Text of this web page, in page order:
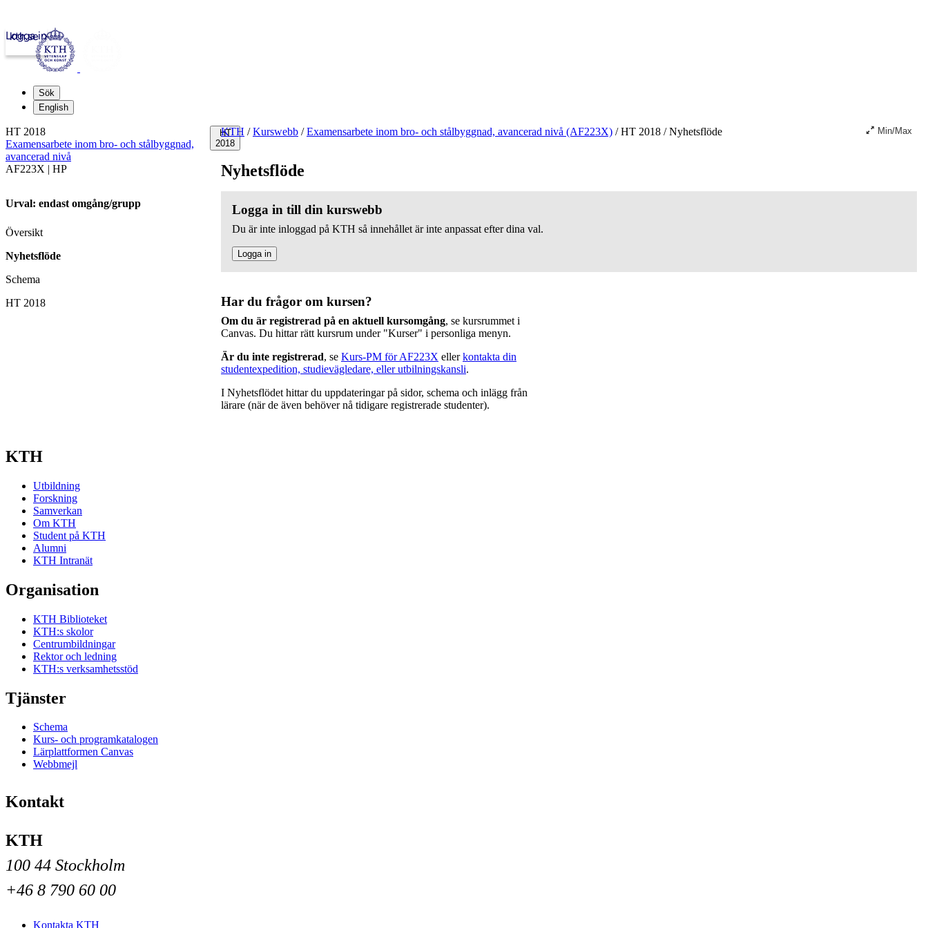
kth.se
Logga in
Sök
English
HT
2018
KTH / Kurswebb / Examensarbete inom bro- och stålbyggnad, avancerad nivå (AF223X) /HT 2018 /Nyhetsflöde Min/Max
Nyhetsflöde
Logga in till din kurswebb
Du är inte inloggad på KTH så innehållet är inte anpassat efter dina val.
Logga in
Har du frågor om kursen?
Om du är registrerad på en aktuell kursomgång, se kursrummet i
Canvas. Du hittar rätt kursrum under "Kurser" i personliga menyn.
Är du inte registrerad, se Kurs-PM för AF223X ellerkontakta din
studentexpedition, studievägledare, eller utbilningskansli.
I Nyhetsflödet hittar du uppdateringar på sidor, schema och inlägg från
lärare (när de även behöver nå tidigare registrerade studenter).
HT 2018
Examensarbete inom bro- och stålbyggnad,
avancerad nivå
AF223X | HP
Urval: endast omgång/grupp
Översikt
Nyhetsflöde
Schema
HT 2018
KTH
Utbildning
Forskning
Samverkan
Om KTH
Student på KTH
Alumni
KTH Intranät
Organisation
KTH Biblioteket
KTH:s skolor
Centrumbildningar
Rektor och ledning
KTH:s verksamhetsstöd
Tjänster
Schema
Kurs- och programkatalogen
Lärplattformen Canvas
Webbmejl
Kontakt
KTH
100 44 Stockholm
+46 8 790 60 00
Kontakta KTH